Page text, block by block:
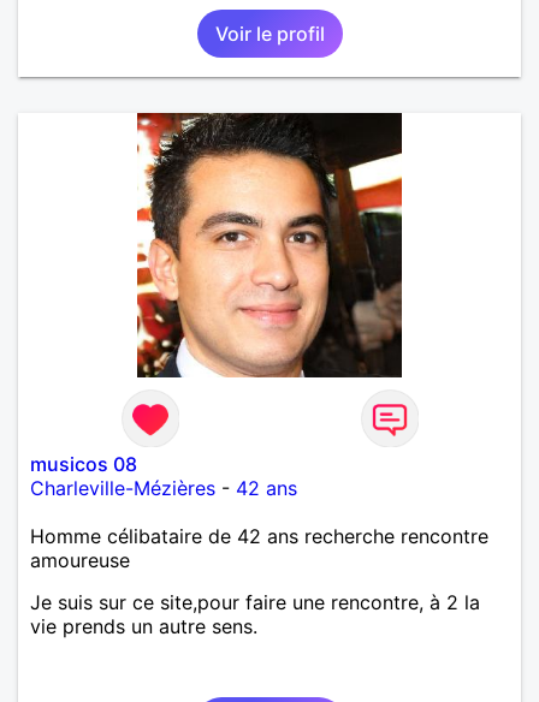
Voir le profil
musicos 08
Charleville-Mézières - 42 ans
Homme célibataire de 42 ans recherche rencontre
amoureuse
Je suis sur ce site,pour faire une rencontre, à 2 la
vie prends un autre sens.